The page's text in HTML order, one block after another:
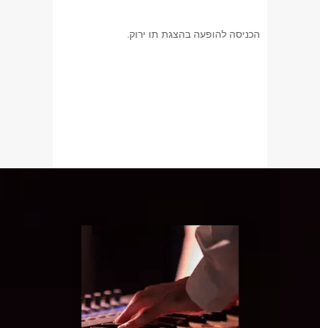
הכניסה להופעה בהצגת תו ירוק.